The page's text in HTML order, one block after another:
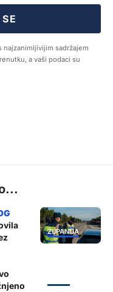
najzanimljivijim sadržajem
a vaši podaci su
ŽUPANIJA